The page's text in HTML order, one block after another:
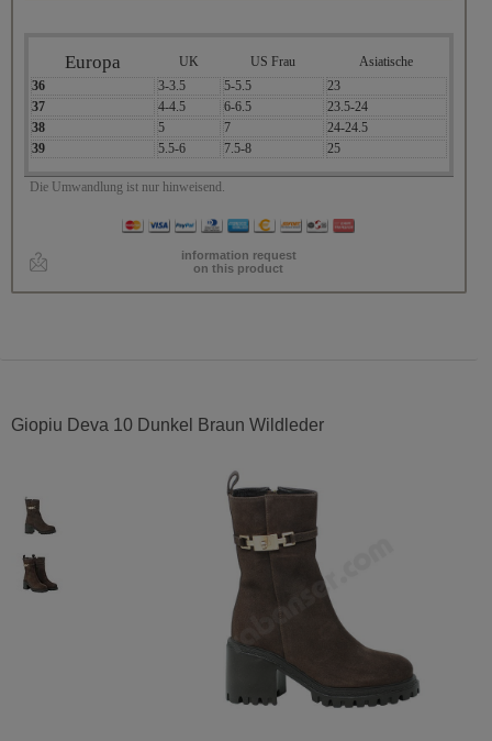
Europa UK US Frau
Asiatische
36
3-3.5 5-5.5
23
37
4-4.5 6-6.5
23.5-24
38
5 7
24-24.5
39
5.5-6 7.5-8 25
Die Umwandlung ist nur hinweisend.
information request
on this product
Giopiu Deva 10 Dunkel Braun Wildleder